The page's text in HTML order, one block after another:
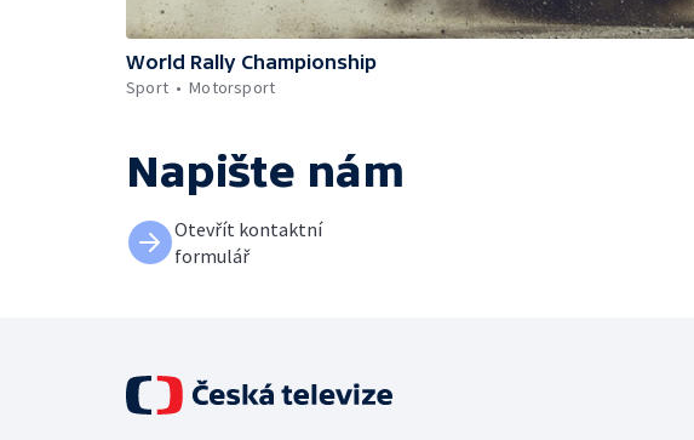
World Rally Championship
Sport
Motorsport
Napište nám
Otevřít kontaktní
formulář